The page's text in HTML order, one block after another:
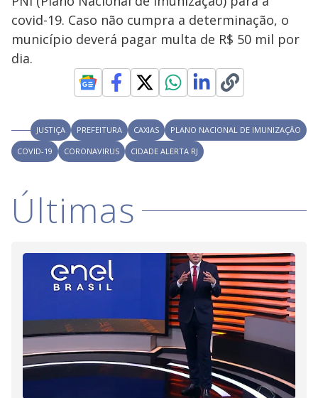
y
V
i
d
e
o
M
u
covid-19. Caso não cumpra a determinação, o
município deverá pagar multa de R$ 50 mil por
dia.
JUSTIÇA PREFEITURA CAXIAS
PLANO NACIONAL DE IMUNIZAÇÃO
COVID-19
CORONAVIRUS CIDADE ALERTA RJ
Últimas